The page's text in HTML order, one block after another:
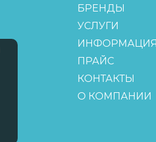
БРЕНДЫ
УСЛУГИ
ИНФОРМАЦИЯ
ПРАЙС
КОНТАКТЫ
О КОМПАНИИ